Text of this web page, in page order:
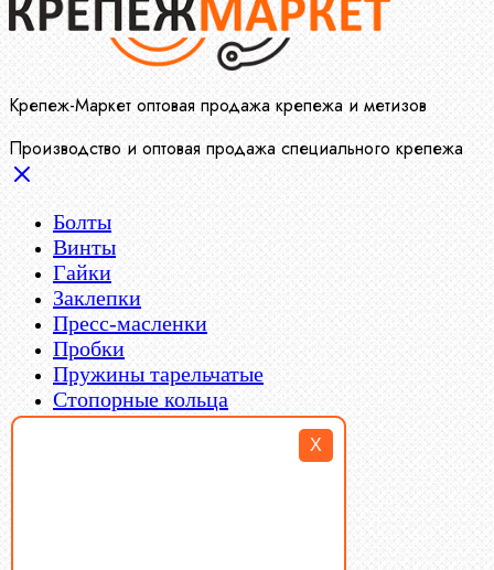
X
Крепеж-Маркет оптовая продажа крепежа и метизов
Производство и оптовая продажа специального крепежа
Болты
Винты
Гайки
Заклепки
Пресс-масленки
Пробки
Пружины тарельчатые
Стопорные кольца
Такелаж